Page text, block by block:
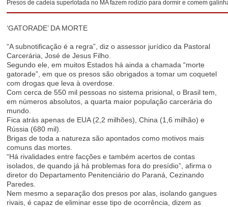
Presos de cadeia superlotada no MA fazem rodízio para dormir e comem
‘GATORADE’ DA MORTE
“A subnotificação é a regra”, diz o assessor jurídico da Pastoral
Carcerária, José de Jesus Filho.
Segundo ele, em muitos Estados há ainda a chamada “morte
gatorade”, em que os presos são obrigados a tomar um coquetel
com drogas que leva à overdose.
Com cerca de 550 mil pessoas no sistema prisional, o Brasil tem,
em números absolutos, a quarta maior população carcerária do
mundo.
Fica atrás apenas de EUA (2,2 milhões), China (1,6 milhão) e
Rússia (680 mil).
Brigas de toda a natureza são apontados como motivos mais
comuns das mortes.
“Há rivalidades entre facções e também acertos de contas
isolados, de quando já há problemas fora do presídio”, afirma o
diretor do Departamento Penitenciário do Paraná, Cezinando
Paredes.
Nem mesmo a separação dos presos por alas, isolando gangues
rivais, é capaz de eliminar esse tipo de ocorrência, dizem as